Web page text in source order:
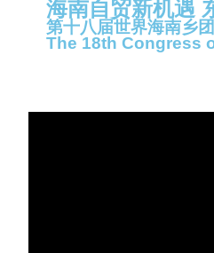
海南自贸新机遇
第十八届世界海南乡
The 18th Congress